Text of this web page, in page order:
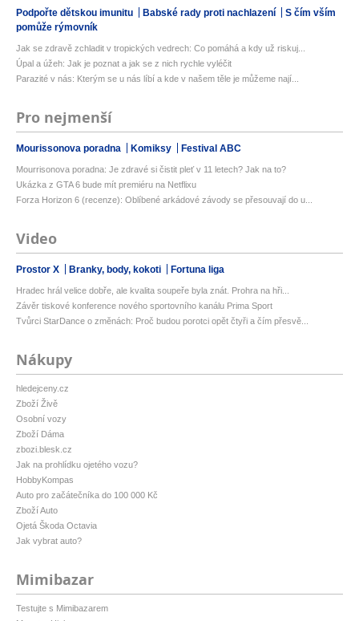
Podpořte dětskou imunitu Babské rady proti nachlazení
S čím vším
pomůže rýmovník
Jak se zdravě zchladit v tropických vedrech: Co pomáhá a kdy už riskuj...
Úpal a úžeh: Jak je poznat a jak se z nich rychle vyléčit
Parazité v nás: Kterým se u nás líbí a kde v našem těle je můžeme nají...
Pro nejmenší
Mourissonova poradna Komiksy Festival ABC
Mourrisonova poradna: Je zdravé si čistit pleť v 11 letech? Jak na to?
Ukázka z GTA 6 bude mít premiéru na Netflixu
Forza Horizon 6 (recenze): Oblíbené arkádové závody se přesouvají do u...
Video
Prostor X Branky, body, kokoti Fortuna liga
Hradec hrál velice dobře, ale kvalita soupeře byla znát. Prohra na hři...
Závěr tiskové konference nového sportovního kanálu Prima Sport
Tvůrci StarDance o změnách: Proč budou porotci opět čtyři a čím přesvě...
Nákupy
hledejceny.cz
Zboží Živě
Osobní vozy
Zboží Dáma
zbozi.blesk.cz
Jak na prohlídku ojetého vozu?
HobbyKompas
Auto pro začátečníka do 100 000 Kč
Zboží Auto
Ojetá Škoda Octavia
Jak vybrat auto?
Mimibazar
Testujte s Mimibazarem